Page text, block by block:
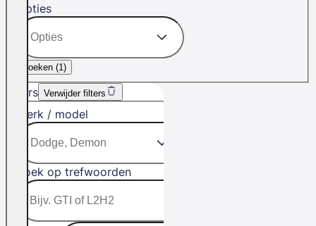
Opties
Zoeken (1)
Filters Verwijder filters
Merk / model
Zoek op trefwoorden